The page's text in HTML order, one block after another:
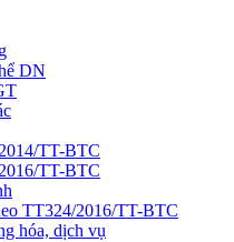
DN
TT-BTC
TT-BTC
TT324/2016/TT-BTC
hóa, dịch vụ